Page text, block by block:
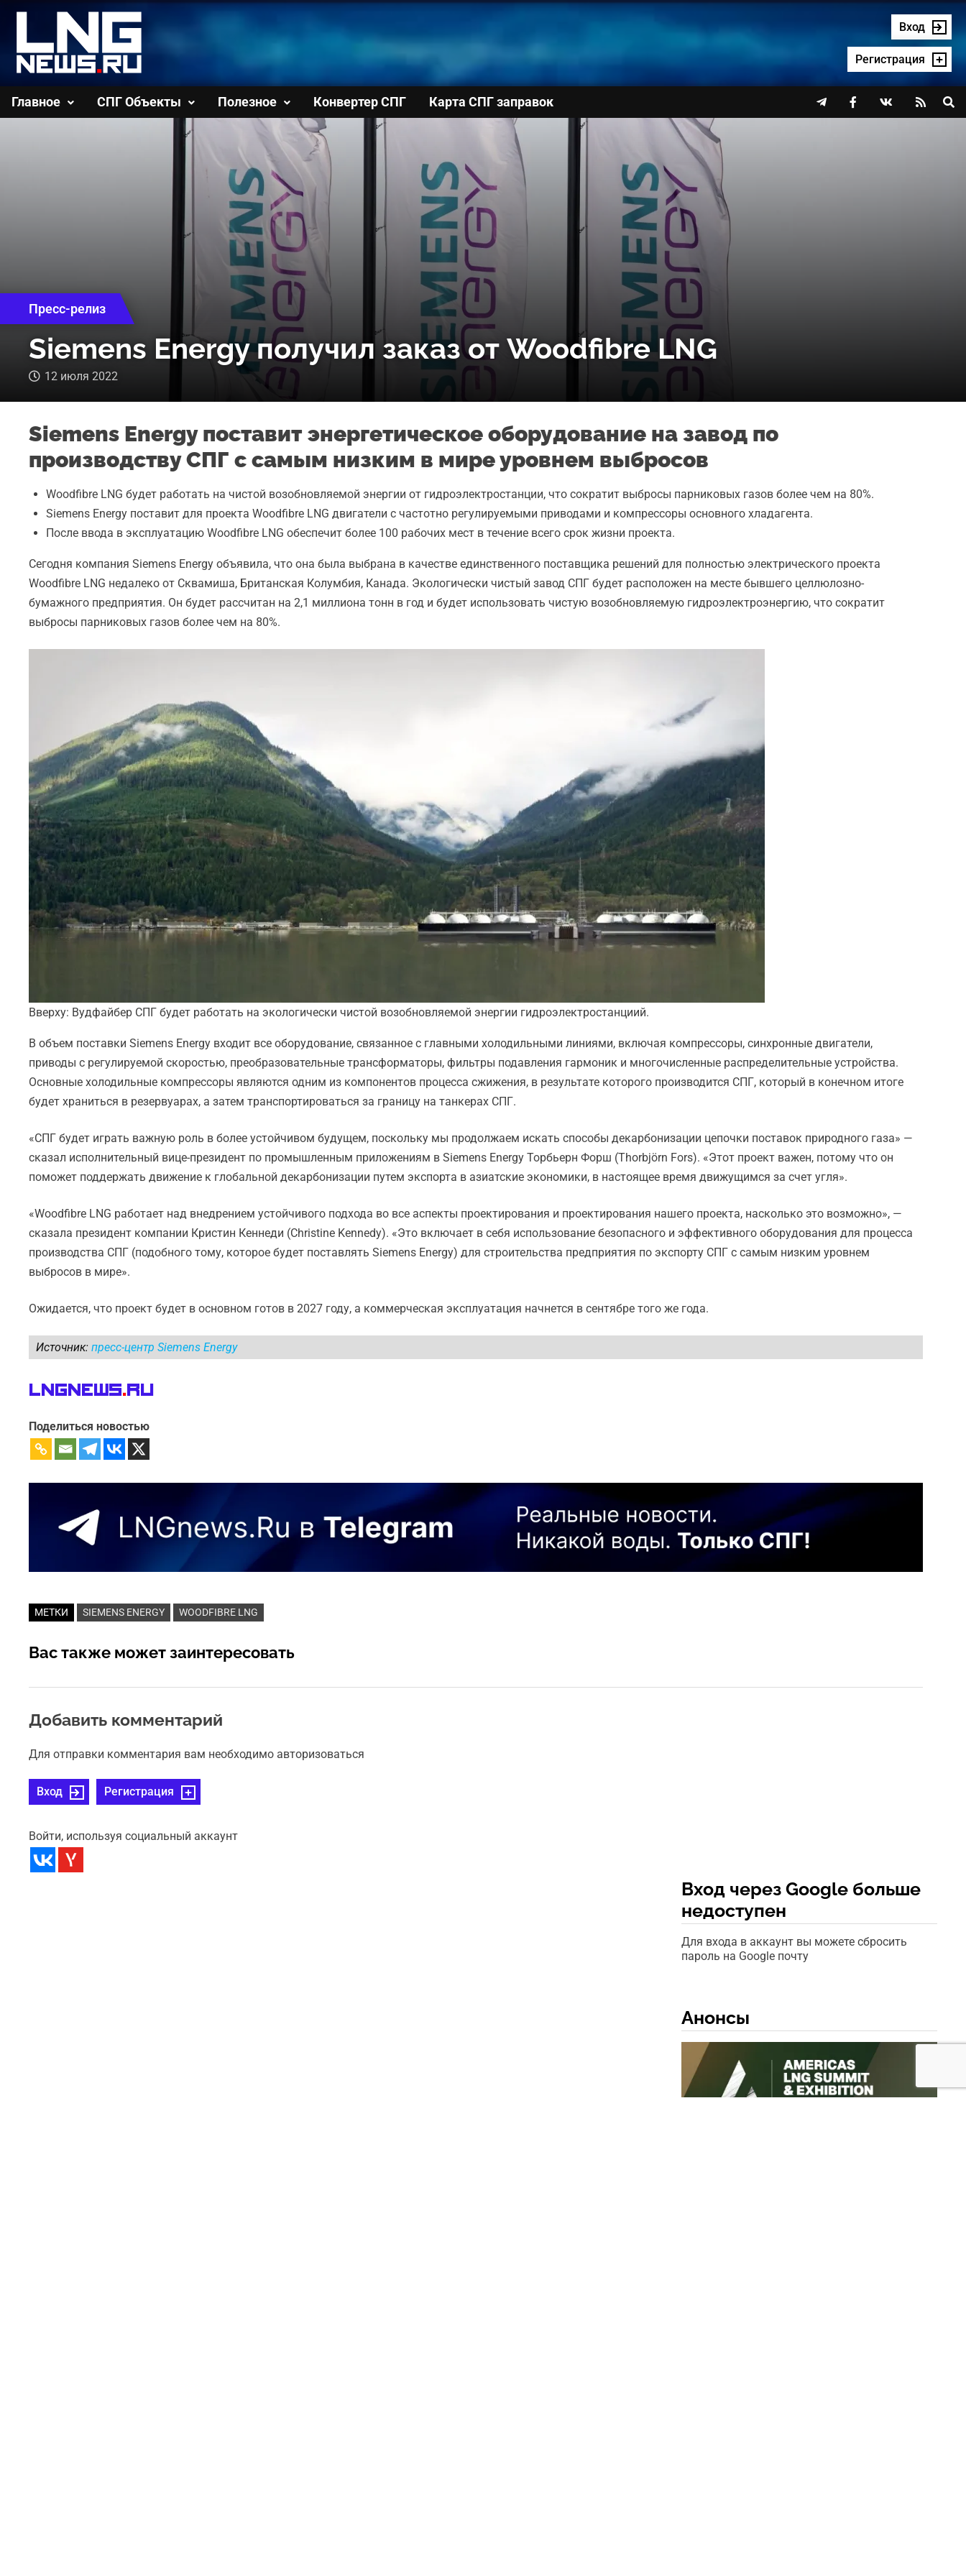
содержимому
Вход
Регистрация
Главное СПГ Объекты Полезное Конвертер СПГ Карта СПГ заправок    
Пресс-релиз
Siemens Energy получил заказ от Woodfibre LNG
12 июля 2022
Siemens Energy поставит энергетическое оборудование на завод по
производству СПГ с самым низким в мире уровнем выбросов
Woodfibre LNG будет работать на чистой возобновляемой энергии от гидроэлектростанции, что сократит выбросы парниковых газов более чем на 80%.
Siemens Energy поставит для проекта Woodfibre LNG двигатели с частотно регулируемыми приводами и компрессоры основного хладагента.
После ввода в эксплуатацию Woodfibre LNG обеспечит более 100 рабочих мест в течение всего срок жизни проекта.
Сегодня компания Siemens Energy объявила, что она была выбрана в качестве единственного поставщика решений для полностью электрического проекта
Woodfibre LNG недалеко от Сквамиша, Британская Колумбия, Канада. Экологически чистый завод СПГ будет расположен на месте бывшего целлюлозно-
бумажного предприятия. Он будет рассчитан на 2,1 миллиона тонн в год и будет использовать чистую возобновляемую гидроэлектроэнергию, что сократит
выбросы парниковых газов более чем на 80%.
Вверху: Вудфайбер СПГ будет работать на экологически чистой возобновляемой энергии гидроэлектростанциий.
В объем поставки Siemens Energy входит все оборудование, связанное с главными холодильными линиями, включая компрессоры, синхронные двигатели,
приводы с регулируемой скоростью, преобразовательные трансформаторы, фильтры подавления гармоник и многочисленные распределительные устройства.
Основные холодильные компрессоры являются одним из компонентов процесса сжижения, в результате которого производится СПГ, который в конечном итоге
будет храниться в резервуарах, а затем транспортироваться за границу на танкерах СПГ.
«СПГ будет играть важную роль в более устойчивом будущем, поскольку мы продолжаем искать способы декарбонизации цепочки поставок природного газа» —
сказал исполнительный вице-президент по промышленным приложениям в Siemens Energy Торбьерн Форш (Thorbjörn Fors). «Этот проект важен, потому что он
поможет поддержать движение к глобальной декарбонизации путем экспорта в азиатские экономики, в настоящее время движущимся за счет угля».
«Woodfibre LNG работает над внедрением устойчивого подхода во все аспекты проектирования и проектирования нашего проекта, насколько это возможно», —
сказала президент компании Кристин Кеннеди (Christine Kennedy). «Это включает в себя использование безопасного и эффективного оборудования для процесса
производства СПГ (подобного тому, которое будет поставлять Siemens Energy) для строительства предприятия по экспорту СПГ с самым низким уровнем
выбросов в мире».
Ожидается, что проект будет в основном готов в 2027 году, а коммерческая эксплуатация начнется в сентябре того же года.
Источник:пресс-центр Siemens Energy
LNGnews. Ru
Поделиться новостью
МЕТКИ SIEMENS ENERGY WOODFIBRE LNG
Вас также может заинтересовать
Добавить комментарий
Для отправки комментария вам необходимо авторизоваться
Вход Регистрация
Войти, используя социальный аккаунт
Вход через Google больше
недоступен
Для входа в аккаунт вы можете сбросить
пароль на Google почту
Анонсы